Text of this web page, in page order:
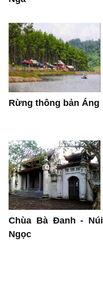
Rừng thông bản Áng
Chùa Bà Đanh - Núi
Ngọc